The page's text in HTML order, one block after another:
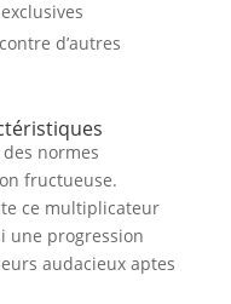
d’autres
normes
fructueuse.
ce multiplicateur
une progression
audacieux aptes